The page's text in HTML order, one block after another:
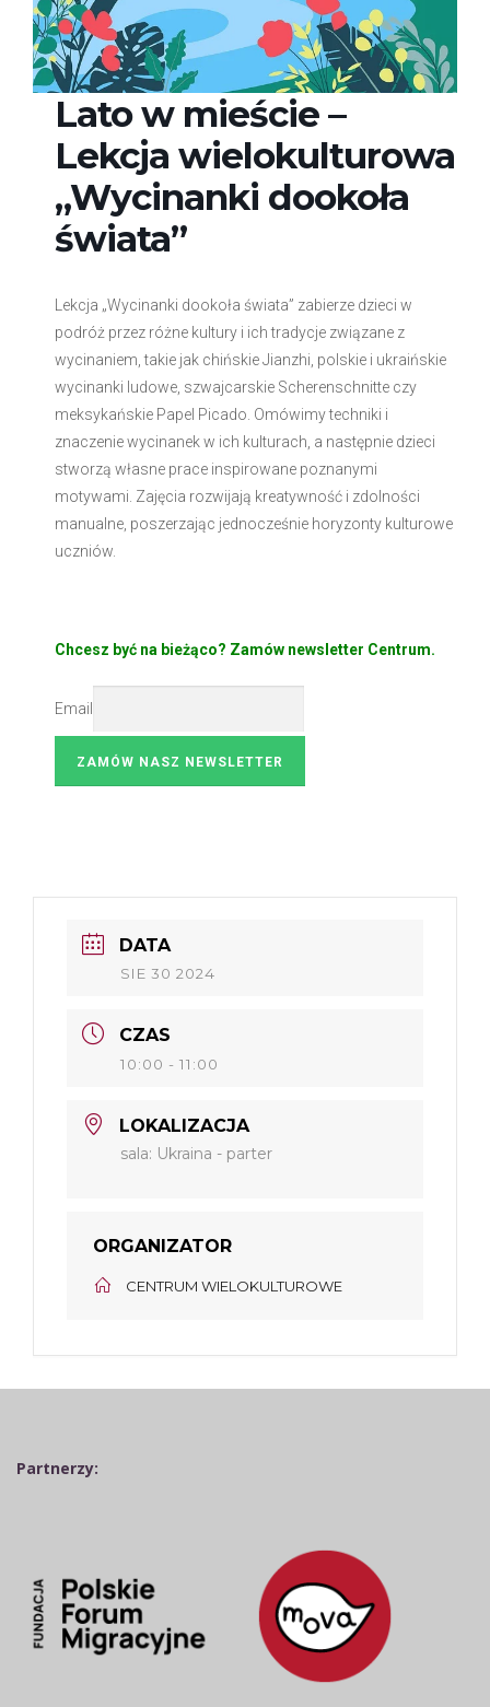
Lato w mieście –
Lekcja wielokulturowa
„Wycinanki dookoła
świata”
Lekcja „Wycinanki dookoła świata” zabierze dzieci w
podróż przez różne kultury i ich tradycje związane z
wycinaniem, takie jak chińskie Jianzhi, polskie i ukraińskie
wycinanki ludowe, szwajcarskie Scherenschnitte czy
meksykańskie Papel Picado. Omówimy techniki i
znaczenie wycinanek w ich kulturach, a następnie dzieci
stworzą własne prace inspirowane poznanymi
motywami. Zajęcia rozwijają kreatywność i zdolności
manualne, poszerzając jednocześnie horyzonty kulturowe
uczniów.
Chcesz być na bieżąco? Zamów newsletter Centrum.
Email
DATA
SIE 30 2024
CZAS
10:00 - 11:00
LOKALIZACJA
sala: Ukraina - parter
ORGANIZATOR
CENTRUM WIELOKULTUROWE
Partnerzy: